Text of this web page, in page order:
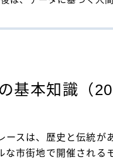
基本知識（
スは、歴史と伝統が
な市街地で開催される